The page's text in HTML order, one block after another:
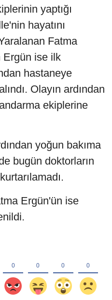
yaptığı
hayatını
Fatma
Ergün ise ilk
hastaneye
Olayın ardından
ekiplerine
yoğun bakıma
bugün doktorların
Ergün'ün ise